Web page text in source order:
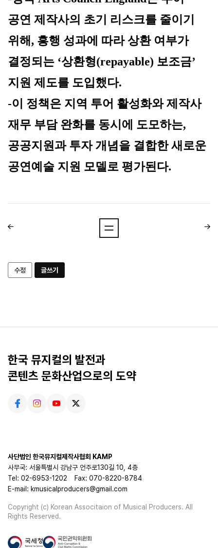
공연 제작사의 초기 리스크를 줄이기
위해, 흥행 성과에 따라 상환 여부가
결정되는 ‘상환형(repayable) 보조금’
지원 제도를 도입했다.
-이 정책은 지역 투어 활성화와 제작사
재무 부담 완화를 동시에 도모하는,
공공지원과 투자 개념을 결합한 새로운
공연예술 지원 모델로 평가된다.
수정 글쓰기
한국 뮤지컬의 발전과
콘텐츠 문화산업으로의 도약
사단법인 한국뮤지컬제작사협회 KAMP
사무국: 서울특별시 강남구 언주로130길 10, 4층
Tel: 02-6953-1202
Fax: 070-8220-8784
E-mail: kmusicalproducers@gmail.com
Copyright (c) Korean Associtaion of Musical Producers. All
Rights Reserved.